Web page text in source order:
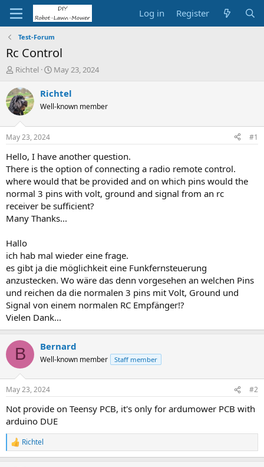
Log in Register
Test-Forum
Rc Control
T
r
e
a
d
t
a
t
e
r
Richtel
S
a
r
t
t
e
May 23, 2024
Richtel
Well-known member
May 23, 2024 #1
Hello, I have another question.
There is the option of connecting a radio remote control.
where would that be provided and on which pins would the
normal 3 pins with volt, ground and signal from an rc
receiver be sufficient?
Many Thanks...
Hallo
ich hab mal wieder eine frage.
es gibt ja die möglichkeit eine Funkfernsteuerung
anzustecken. Wo wäre das denn vorgesehen an welchen Pins
und reichen da die normalen 3 pins mit Volt, Ground und
Signal von einem normalen RC Empfänger!?
Vielen Dank...
B Bernard
Well-known member Staff member
May 23, 2024 #2
Not provide on Teensy PCB, it's only for ardumower PCB with
arduino DUE
R
e
Richtel